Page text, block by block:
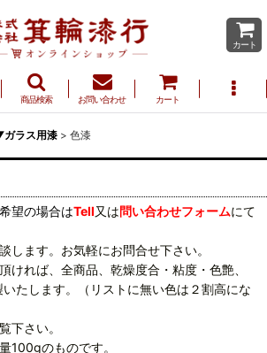
カート
商品検索 お問い合わせ カート
ラス用漆 > 色漆
望の場合はTell又は問い合わせフォームにて
します。お気軽にお問合せ下さい。
ければ、全商品、乾燥度合・粘度・色艶、
たします。（リストに無い色は２割高にな
下さい。
100gのものです。